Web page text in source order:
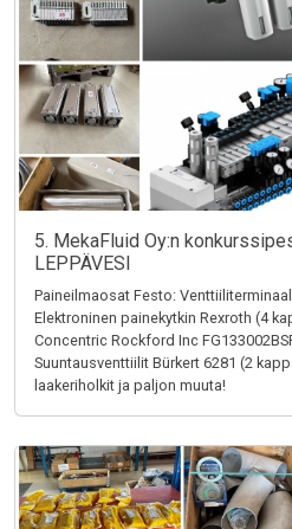
5. MekaFluid Oy:n
LEPPÄVESI
Paineilmaosat Festo:
Elektroninen painekytkin Rexroth (4
Concentric Rockford Inc
Suuntausventtiilit Bürkert 6281 (2
laakeriholkit ja paljon muuta!